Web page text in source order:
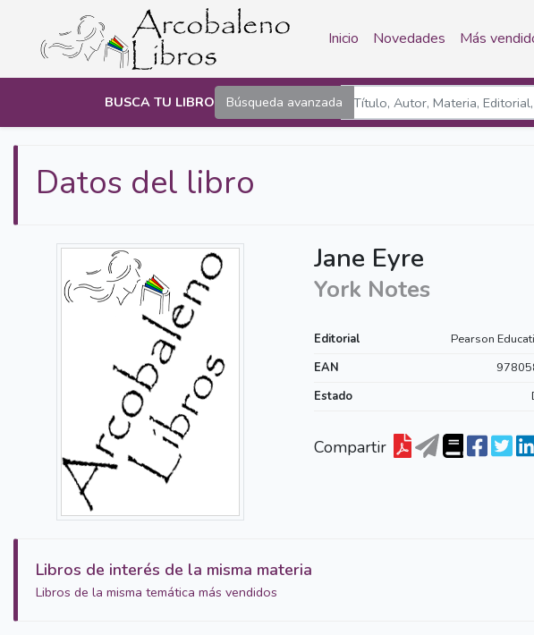
Inicio Novedades Más
BUSCA TU LIBRO Búsqueda avanzada
Datos del libro
Jane Eyre
York Notes
Editorial Pearson
EAN
Estado
Compartir
Libros de interés de la misma materia
Libros de la misma temática más vendidos